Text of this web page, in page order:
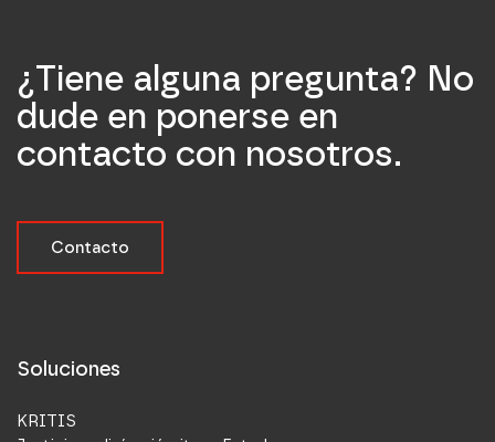
¿Tiene alguna pregunta? No
dude en ponerse en
contacto con nosotros.
Contacto
Soluciones
KRITIS